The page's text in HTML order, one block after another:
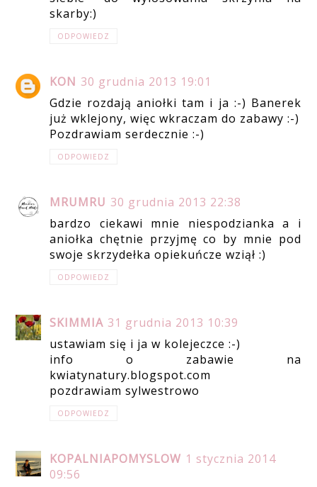
skarby:)
ODPOWIEDZ
KON 30 grudnia 2013 19:01
Gdzie rozdają aniołki tam i ja :-) Banerek
już wklejony, więc wkraczam do zabawy :-)
Pozdrawiam serdecznie :-)
ODPOWIEDZ
MRUMRU 30 grudnia 2013 22:38
bardzo ciekawi mnie niespodzianka a i
aniołka chętnie przyjmę co by mnie pod
swoje skrzydełka opiekuńcze wziął :)
ODPOWIEDZ
SKIMMIA 31 grudnia 2013 10:39
ustawiam się i ja w kolejeczce :-)
info o zabawie na
kwiatynatury.blogspot.com
pozdrawiam sylwestrowo
ODPOWIEDZ
KOPALNIAPOMYSLOW 1 stycznia 2014
09:56